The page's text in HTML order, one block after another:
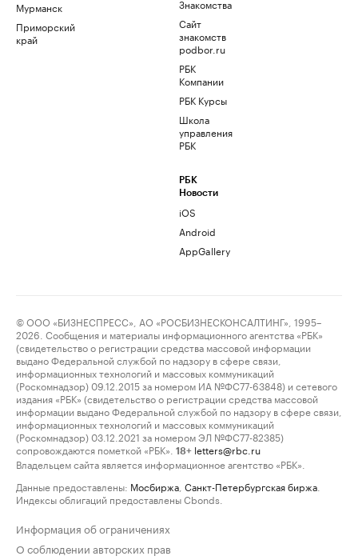
Мурманск
Приморский
край
Знакомства
Сайт
знакомств
podbor.ru
РБК
Компании
РБК Курсы
Школа
управления
РБК
РБК
Новости
iOS
Android
AppGallery
© ООО «БИЗНЕСПРЕСС», АО «РОСБИЗНЕСКОНСАЛТИНГ», 1995–
2026. Сообщения и материалы информационного агентства «РБК»
(свидетельство о регистрации средства массовой информации
выдано Федеральной службой по надзору в сфере связи,
информационных технологий и массовых коммуникаций
(Роскомнадзор) 09.12.2015 за номером ИА №ФС77-63848) и сетевого
издания «РБК» (свидетельство о регистрации средства массовой
информации выдано Федеральной службой по надзору в сфере связи,
информационных технологий и массовых коммуникаций
(Роскомнадзор) 03.12.2021 за номером ЭЛ №ФС77-82385)
сопровождаются пометкой «РБК».
18+ letters@rbc.ru
Владельцем сайта является информационное агентство «РБК».
Данные предоставлены: Мосбиржа Санкт-Петербургская биржа
Индексы облигаций предоставлены Cbonds.
Информация об ограничениях
О соблюдении авторских прав